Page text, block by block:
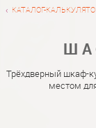
КАТАЛОГ-
Трёхдверный шкаф-
местом
ФОТО ШАФ
ПРО НАС